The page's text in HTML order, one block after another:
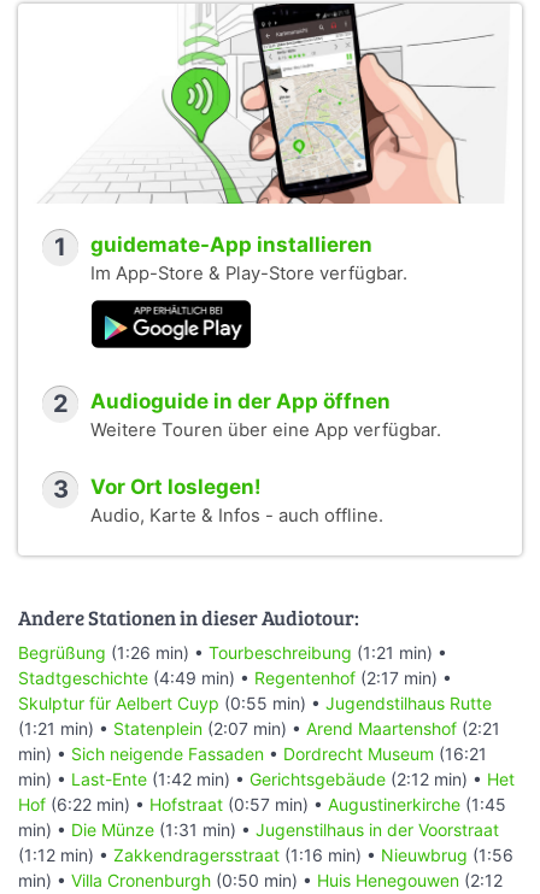
1 guidemate-App installieren
Im App-Store & Play-Store verfügbar.
2 Audioguide in der App öffnen
Weitere Touren über eine App verfügbar.
3 Vor Ort loslegen!
Audio, Karte & Infos - auch offline.
Andere Stationen in dieser Audiotour:
Begrüßung (1:26 min) • Tourbeschreibung (1:21 min) •
Stadtgeschichte (4:49 min) • Regentenhof (2:17 min) •
Skulptur für Aelbert Cuyp (0:55 min) • Jugendstilhaus Rutte
(1:21 min) • Statenplein (2:07 min) • Arend Maartenshof (2:21
min) • Sich neigende Fassaden • Dordrecht Museum (16:21
min) • Last-Ente (1:42 min) • Gerichtsgebäude (2:12 min) • Het
Hof (6:22 min) • Hofstraat (0:57 min) • Augustinerkirche (1:45
min) • Die Münze (1:31 min) • Jugenstilhaus in der Voorstraat
(1:12 min) • Zakkendragersstraat (1:16 min) • Nieuwbrug (1:56
min) • Villa Cronenburgh (0:50 min) • Huis Henegouwen (2:12